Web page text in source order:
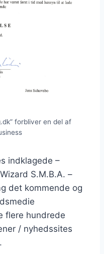
forbliver en del af
indklagede –
S.M.B.A. –
det kommende og
flere hundrede
/ nyhedssites
.